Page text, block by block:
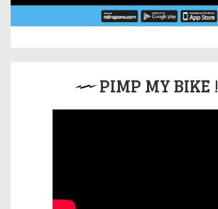
PIMP MY BIKE !